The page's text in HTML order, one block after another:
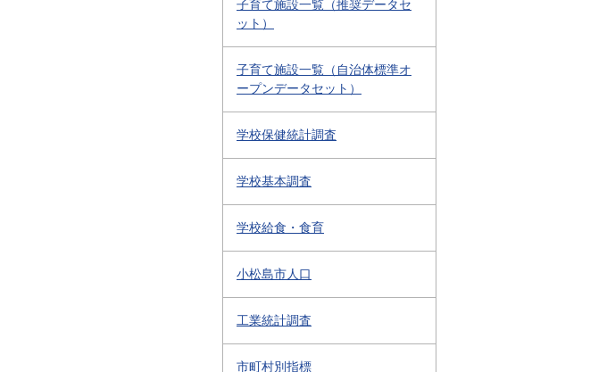
子育て施設一覧（推奨データセ
ット）
子育て施設一覧（自治体標準オ
ープンデータセット）
学校保健統計調査
学校基本調査
学校給食・食育
小松島市人口
工業統計調査
市町村別指標